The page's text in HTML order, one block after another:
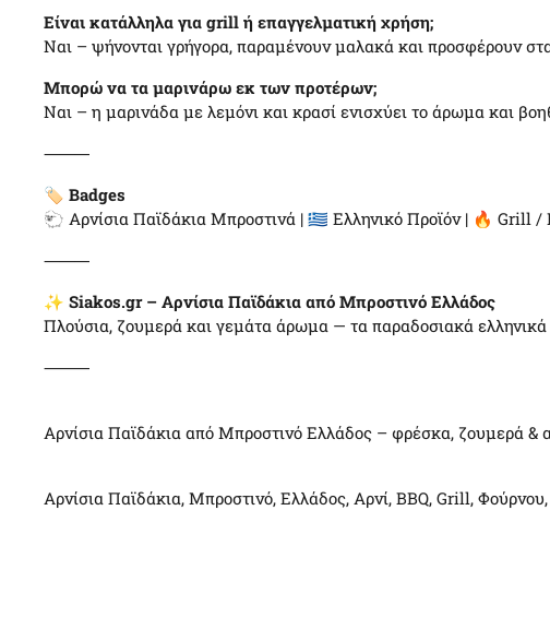
Είναι κατάλληλα για grill ή επαγγελματική χρήση;
Ναι – ψήνονται γρήγορα, παραμένουν μαλακά και προσφέρουν
Μπορώ να τα μαρινάρω εκ των προτέρων;
Ναι – η μαρινάδα με λεμόνι και κρασί ενισχύει το άρωμα και
⸻
🏷️ Badges
🐑 Αρνίσια Παϊδάκια Μπροστινά | 🇬🇷 Ελληνικό Προϊόν | 🔥
⸻
✨ Siakos.gr – Αρνίσια Παϊδάκια από Μπροστινό Ελλάδος
Πλούσια, ζουμερά και γεμάτα άρωμα — τα παραδοσιακά
⸻
Αρνίσια Παϊδάκια από Μπροστινό Ελλάδος – φρέσκα, ζουμερά
Αρνίσια Παϊδάκια, Μπροστινό, Ελλάδος, Αρνί, BBQ, Grill,